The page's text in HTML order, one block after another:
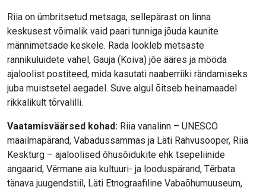
Riia on ümbritsetud metsaga, sellepärast on linna
keskusest võimalik vaid paari tunniga jõuda kaunite
männimetsade keskele. Rada lookleb metsaste
rannikuluidete vahel, Gauja (Koiva) jõe ääres ja mööda
ajaloolist postiteed, mida kasutati naaberriiki rändamiseks
juba muistsetel aegadel. Suve algul õitseb heinamaadel
rikkalikult tõrvalilli.
Vaatamisväärsed kohad: Riia vanalinn – UNESCO
maailmapärand, Vabadussammas ja Läti Rahvusooper, Riia
Keskturg – ajaloolised õhusõidukite ehk tsepeliinide
angaarid, Vērmane aia kultuuri- ja looduspärand, Tērbata
tänava juugendstiil, Läti Etnograafiline Vabaõhumuuseum,